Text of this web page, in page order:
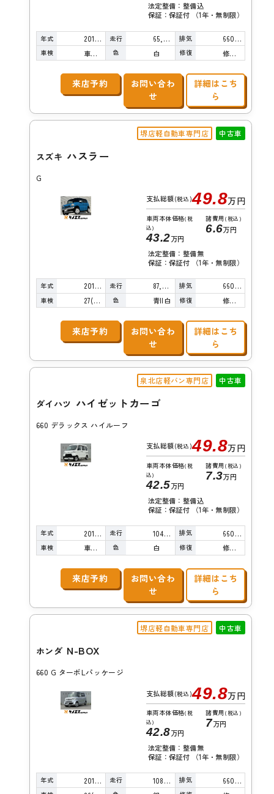
法定整備：整備込
保証：保証付 （1年・無制限）
年式 2014年 走行 65,000km 排気 660cc
車検 車検整備付 色 白 修復 修復歴無し
来店予約
お問い合わ
せ
詳細はこち
ら
堺店軽自動車専門店 中古車
スズキ ハスラー
G
支払総額(税込)49.8万円
車両本体価格(税
込)
43.2万円
諸費用 (税込)
6.6万円
法定整備：整備無
保証：保証付 （1年・無制限）
年式 2015年 走行 87,000km 排気 660cc
車検 27(R9)/04 色 青II白 修復 修復歴無し
来店予約
お問い合わ
せ
詳細はこち
ら
泉北店軽バン専門店 中古車
ダイハツ ハイゼットカーゴ
660 デラックス ハイルーフ
支払総額(税込)49.8万円
車両本体価格(税
込)
42.5万円
諸費用 (税込)
7.3万円
法定整備：整備込
保証：保証付 （1年・無制限）
年式 2018年 走行 104,000km 排気 660cc
車検 車検整備付 色 白 修復 修復歴有り
来店予約
お問い合わ
せ
詳細はこち
ら
堺店軽自動車専門店 中古車
ホンダ N-BOX
660 G ターボLパッケージ
支払総額(税込)49.8万円
車両本体価格(税
込)
42.8万円
諸費用 (税込)
7万円
法定整備：整備無
保証：保証付 （1年・無制限）
年式 2015年 走行 108,000km 排気 660cc